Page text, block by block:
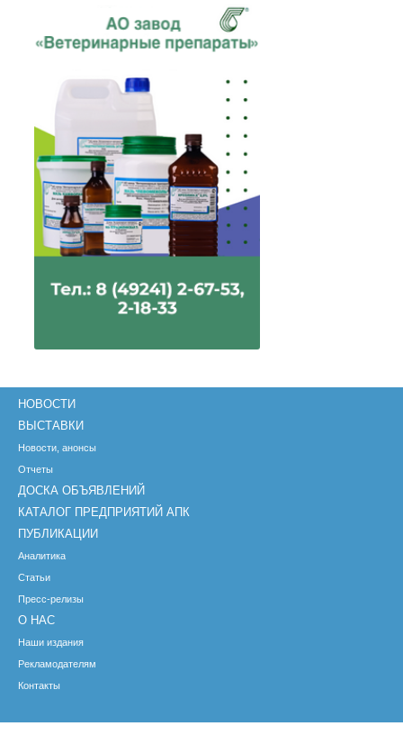
НОВОСТИ
ВЫСТАВКИ
Новости, анонсы
Отчеты
ДОСКА ОБЪЯВЛЕНИЙ
КАТАЛОГ ПРЕДПРИЯТИЙ АПК
ПУБЛИКАЦИИ
Аналитика
Статьи
Пресс-релизы
О НАС
Наши издания
Рекламодателям
Контакты